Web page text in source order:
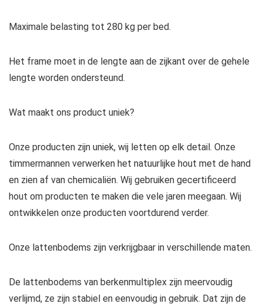
Maximale belasting tot 280 kg per bed.
Het frame moet in de lengte aan de zijkant over de gehele
lengte worden ondersteund.
Wat maakt ons product uniek?
Onze producten zijn uniek, wij letten op elk detail. Onze
timmermannen verwerken het natuurlijke hout met de hand
en zien af van chemicaliën. Wij gebruiken gecertificeerd
hout om producten te maken die vele jaren meegaan. Wij
ontwikkelen onze producten voortdurend verder.
Onze lattenbodems zijn verkrijgbaar in verschillende maten.
De lattenbodems van berkenmultiplex zijn meervoudig
verlijmd, ze zijn stabiel en eenvoudig in gebruik. Dat zijn de